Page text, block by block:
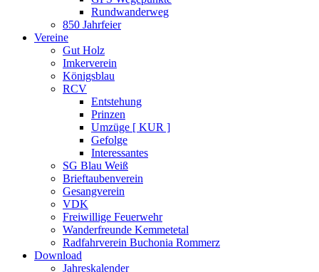
Rundwanderweg
850 Jahrfeier
Vereine
Gut Holz
Imkerverein
Königsblau
RCV
Entstehung
Prinzen
Umzüge [ KUR ]
Gefolge
Interessantes
SG Blau Weiß
Brieftaubenverein
Gesangverein
VDK
Freiwillige Feuerwehr
Wanderfreunde Kemmetetal
Radfahrverein Buchonia Rommerz
Download
Jahreskalender